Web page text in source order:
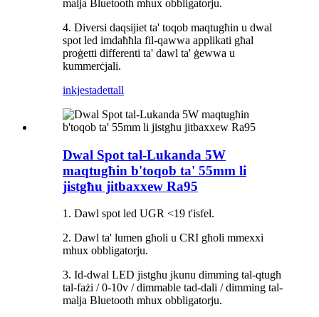
malja Bluetooth mhux obbligatorju.
4. Diversi daqsijiet ta' toqob maqtugħin u dwal
spot led imdaħħla fil-qawwa applikati għal
proġetti differenti ta' dawl ta' ġewwa u
kummerċjali.
inkjestadettall
Dwal Spot tal-Lukanda 5W
maqtugħin b'toqob ta' 55mm li
jistgħu jitbaxxew Ra95
1. Dawl spot led UGR <19 t'isfel.
2. Dawl ta' lumen għoli u CRI għoli mmexxi
mhux obbligatorju.
3. Id-dwal LED jistgħu jkunu dimming tal-qtugħ
tal-fażi / 0-10v / dimmable tad-dali / dimming tal-
malja Bluetooth mhux obbligatorju.